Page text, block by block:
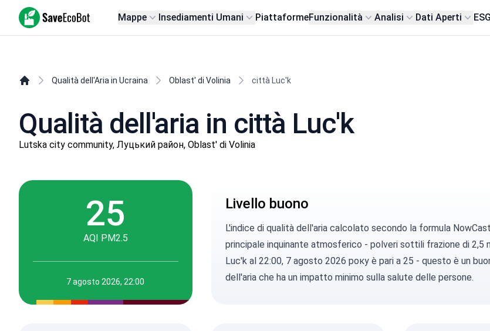
SaveEcoBot Mappe Insediamenti Umani PiattaformeFunzionalità Analisi Dati Aperti ESG
Qualità dell'Aria in Ucraina Oblast' di Volinia città Luc'k
Qualità dell'aria in città Luc'k
Lutska city community, Луцький район, Oblast' di Volinia
25
AQI PM2.5
7 agosto 2026, 22:00
Livello buono
L'indice di qualità dell'aria calcolato secondo la formula
principale inquinante atmosferico - polveri sottilifrazione di 2,5
Luc'k al 22:00, 7 agosto 2026 року è pari a 25 - questo è un
dell'aria che ha un impatto minimo sulla salute delle persone.